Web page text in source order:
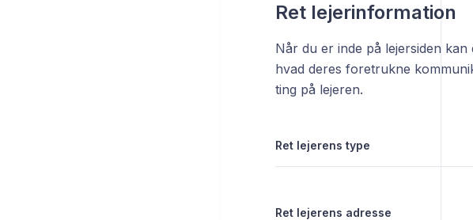
Ret lejerinformation
Når du er inde på lejersiden
hvad deres foretrukne
ting på lejeren.
Ret lejerens type
Ret lejerens adresse